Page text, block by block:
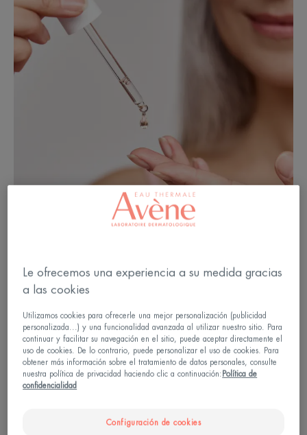
¿Cuál es la función de un sérum
antiedad?
La textura de un sérum es más fluida que la de una
dosificador o pipeta después de limpiar la piel y
Le ofrecemos una experiencia a su medida gracias
a las cookies
Utilizamos cookies para ofrecerle una mejor personalización (publicidad
personalizada...) y una funcionalidad avanzada al utilizar nuestro sitio. Para
continuar y facilitar su navegación en el sitio, puede aceptar directamente el
uso de cookies. De lo contrario, puede personalizar el uso de cookies. Para
obtener más información sobre el tratamiento de datos personales, consulte
nuestra política de privacidad haciendo clic a continuación: Política de
confidencialidad
Configuración de cookies